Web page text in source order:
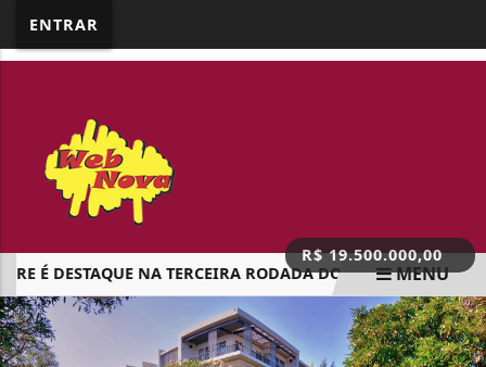
ENTRAR
É DESTAQUE NA TERCEIRA RODADA DO 17º REGIONAL DO
EM ALTA
MENU
R$ 19.500.000,00